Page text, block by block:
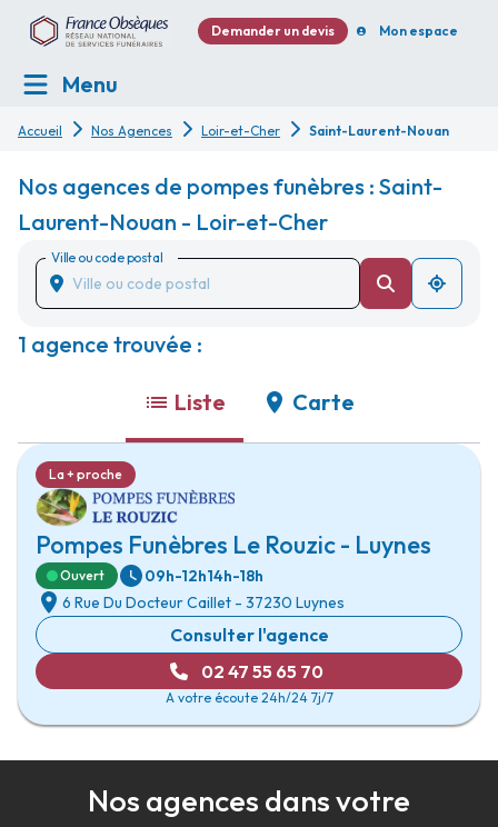
Demander un devis Mon espace
Menu
Accueil Nos Agences Loir-et-Cher Saint-Laurent-Nouan
Nos agences de pompes funèbres : Saint-
Laurent-Nouan - Loir-et-Cher
Ville ou code postal
1 agence trouvée :
Liste Carte
Pompes Funèbres Le Rouzic - Luynes
La + proche
Ouvert 09h-12h14h-18h
6 Rue Du Docteur Caillet - 37230 Luynes
Consulter l'agence
02 47 55 65 70
A votre écoute 24h/24 7j/7
Nos agences dans votre